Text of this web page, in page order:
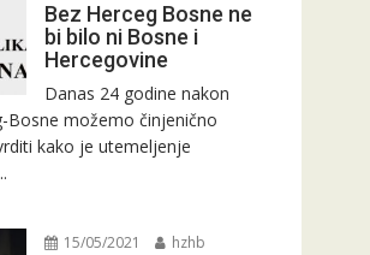
Bez Herceg Bosne ne
bi bilo ni Bosne i
Hercegovine
Danas 24 godine nakon
Bosne možemo činjenično
kako je utemeljenje
15/05/2021 hzhb